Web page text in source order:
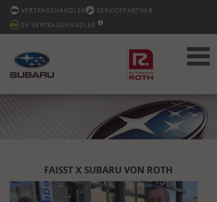
VERTRAGSHÄNDLER
SERVICEPARTNER
EV-VERTRAGSHÄNDLER
FAISST X SUBARU VON ROTH